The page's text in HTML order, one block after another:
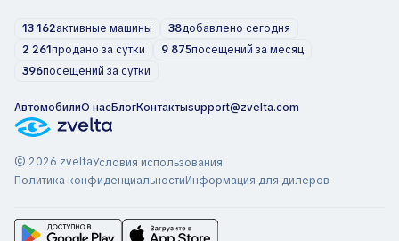
13 162активные машины 38добавлено сегодня
2 261продано за сутки 9 875посещений за месяц
396посещений за сутки
АвтомобилиО насБлогКонтактыsupport@zvelta.com
© 2026 zveltaУсловия использования
Политика конфиденциальностиИнформация для дилеров